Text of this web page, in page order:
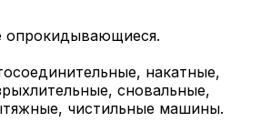
опрокидывающиеся.
накатные,
сновальные,
чистильные машины.